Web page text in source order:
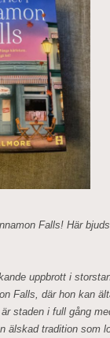
Falls! Här
uppbrott i
Falls, där hon kan
staden i full gång
älskad tradition som